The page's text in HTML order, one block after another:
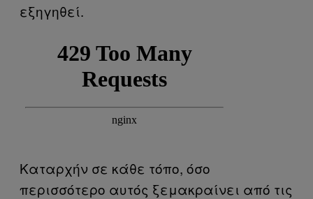
εξηγηθεί.
Καταρχήν σε κάθε τόπο, όσο
περισσότερο αυτός ξεμακραίνει από τις